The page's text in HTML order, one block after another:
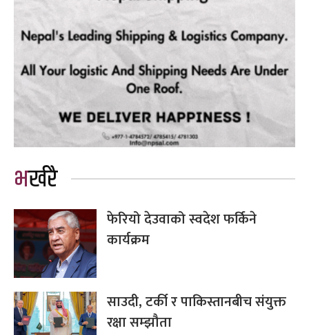
भर्खरै
फेरियो देउवाको स्वदेश फर्किने
कार्यक्रम
साउदी, टर्की र पाकिस्तानबीच संयुक्त
रक्षा सम्झौता